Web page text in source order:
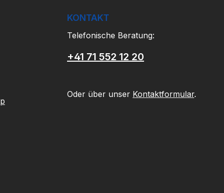
KONTAKT
Telefonische Beratung:
+41 71 552 12 20
Oder über unser Kontaktformular.